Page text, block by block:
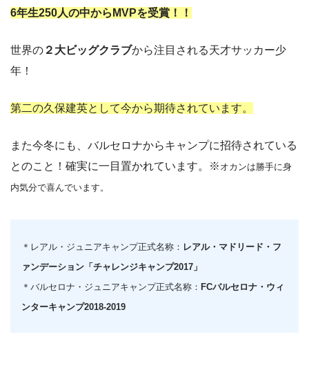
6年生250人の中からMVPを受賞！！
世界の ２大ビッグクラブから注目される天才サッカー少
年！
第二の久保建英として今から期待されています。
また今冬にも、バルセロナからキャンプに招待されている
とのこと！確実に一目置かれています。※ オカンは勝手に身
内気分で喜んでいます。
＊レアル・ジュニアキャンプ正式名称： レアル・マドリード・フ
ァンデーション「チャレンジキャンプ2017」
＊バルセロナ・ジュニアキャンプ正式名称： FCバルセロナ・ウィ
ンターキャンプ2018-2019